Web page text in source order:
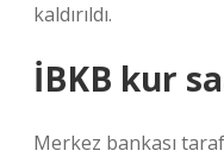
kaldırıldı.
İBKB kur
Merkez bankası